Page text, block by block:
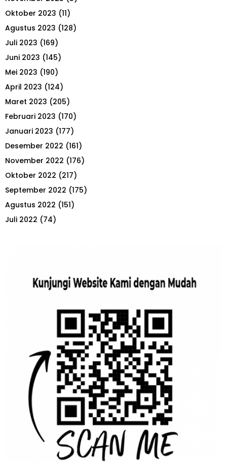
Oktober 2023 (11)
Agustus 2023 (128)
Juli 2023 (169)
Juni 2023 (145)
Mei 2023 (190)
April 2023 (124)
Maret 2023 (205)
Februari 2023 (170)
Januari 2023 (177)
Desember 2022 (161)
November 2022 (176)
Oktober 2022 (217)
September 2022 (175)
Agustus 2022 (151)
Juli 2022 (74)